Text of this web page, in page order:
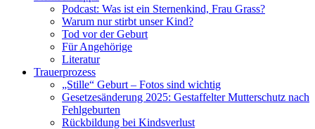
Podcast: Was ist ein Sternenkind, Frau Grass?
Warum nur stirbt unser Kind?
Tod vor der Geburt
Für Angehörige
Literatur
Trauerprozess
„Stille“ Geburt – Fotos sind wichtig
Gesetzesänderung 2025: Gestaffelter Mutterschutz nach
Fehlgeburten
Rückbildung bei Kindsverlust